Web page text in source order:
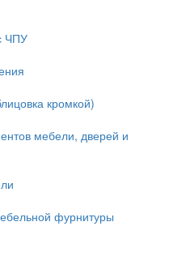
ЧПУ
кромкой)
мебели, дверей и
фурнитуры